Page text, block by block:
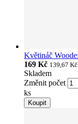
Květináč
169 Kč 139,67 Kč
Skladem
Změnit počet
ks
Koupit